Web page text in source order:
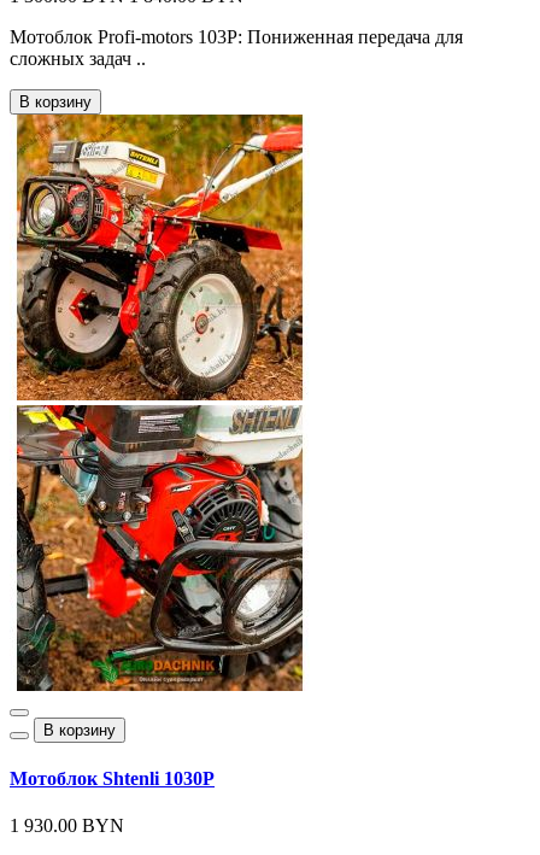
Мотоблок Profi-motors 103P: Пониженная передача для
сложных задач ..
В корзину
В корзину
Мотоблок Shtenli 1030P
1 930.00 BYN